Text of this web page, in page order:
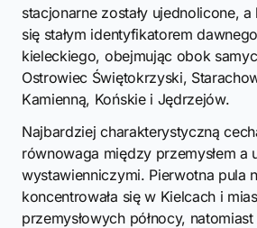
stacjonarne zostały ujednolicone, a
się stałym identyfikatorem
kieleckiego, obejmując obok
Ostrowiec Świętokrzyski,
Kamienną, Końskie i Jędrzejów.
Najbardziej charakterystyczną
równowaga między przemysłem a
wystawienniczymi. Pierwotna pula
koncentrowała się w Kielcach i
przemysłowych północy,